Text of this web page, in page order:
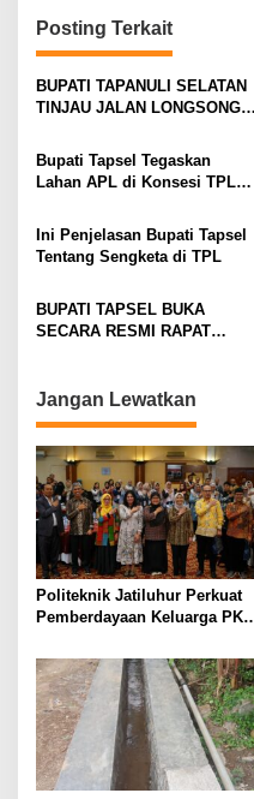
Posting Terkait
BUPATI TAPANULI SELATAN
TINJAU JALAN LONGSONG
Bupati Tapsel Tegaskan
Lahan APL di Konsesi TPL
Ini Penjelasan Bupati Tapsel
Tentang Sengketa di TPL
BUPATI TAPSEL BUKA
SECARA RESMI RAPAT
Jangan Lewatkan
Politeknik Jatiluhur Perkuat
Pemberdayaan Keluarga PKH